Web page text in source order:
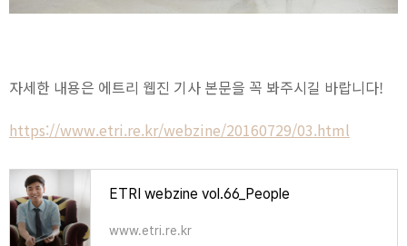
자세한 내용은 에트리 웹진 기사 본문을 꼭 봐주시길 바랍니다!
https://www.etri.re.kr/webzine/20160729/03.html
ETRI webzine vol.66_People
www.etri.re.kr